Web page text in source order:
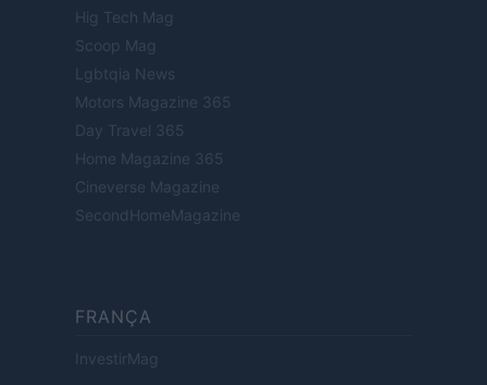
Hig Tech Mag
Scoop Mag
Lgbtqia News
Motors Magazine 365
Day Travel 365
Home Magazine 365
Cineverse Magazine
SecondHomeMagazine
FRANÇA
InvestirMag